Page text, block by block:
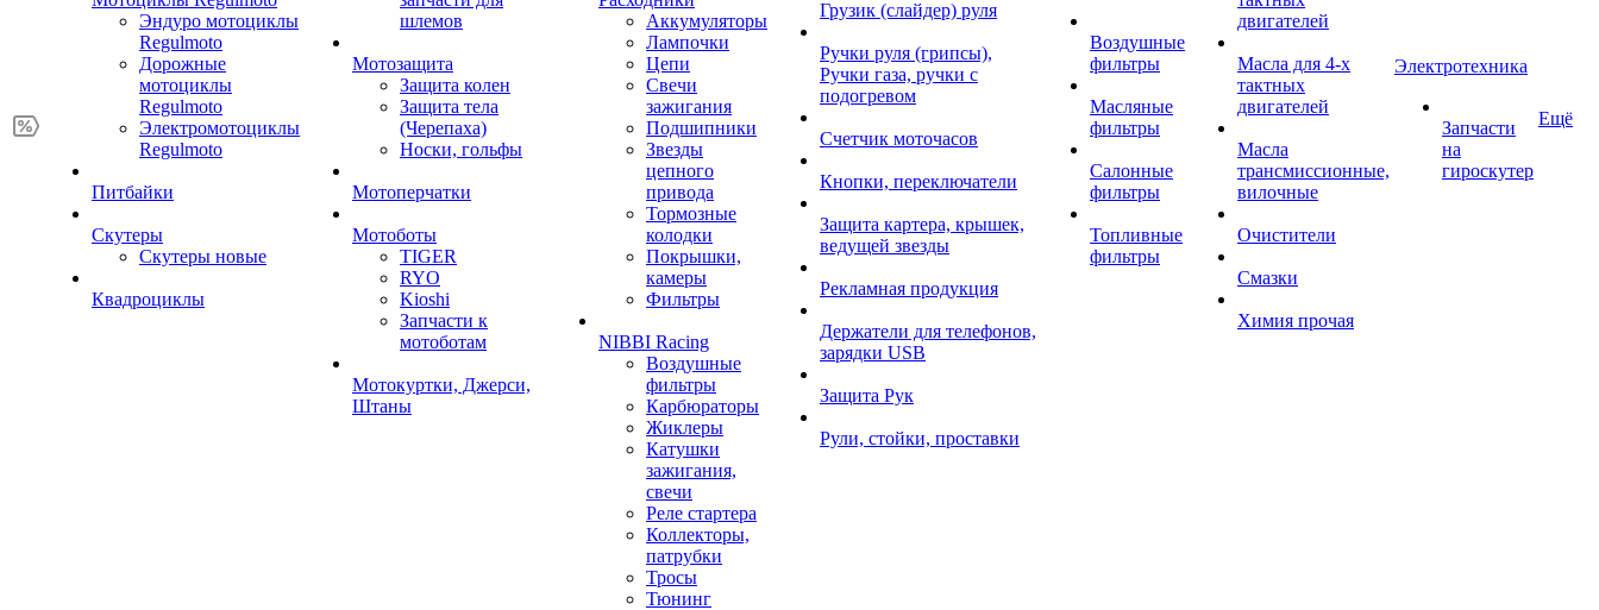
Эндуро мотоциклы
Regulmoto
Дорожные
мотоциклы
Regulmoto
Электромотоциклы
Regulmoto
Питбайки
Скутеры
Скутеры новые
Квадроциклы
шлемов
Мотозащита
Защита колен
Защита тела
(Черепаха)
Носки, гольфы
Мотоперчатки
Мотоботы
TIGER
RYO
Kioshi
Запчасти к
мотоботам
Мотокуртки, Джерси,
Штаны
Аккумуляторы
Лампочки
Цепи
Свечи
зажигания
Подшипники
Звезды
цепного
привода
Тормозные
колодки
Покрышки,
камеры
Фильтры
NIBBI Racing
Воздушные
фильтры
Карбюраторы
Жиклеры
Катушки
зажигания,
свечи
Реле стартера
Коллекторы,
патрубки
Тросы
Тюнинг
Грузик (слайдер) руля
Ручки руля (грипсы),
Ручки газа, ручки с
подогревом
Счетчик моточасов
Кнопки, переключатели
Защита картера, крышек,
ведущей звезды
Рекламная продукция
Держатели для телефонов,
зарядки USB
Защита Рук
Рули, стойки, проставки
Воздушные
фильтры
Масляные
фильтры
Салонные
фильтры
Топливные
фильтры
двигателей
Масла для 4-х
тактных
двигателей
Масла
трансмиссионные,
вилочные
Очистители
Смазки
Химия прочая
Электротехника
Запчасти
на
гироскутер
Ещё